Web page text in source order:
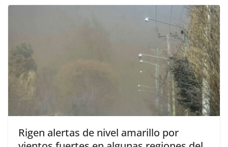
Rigen alertas de nivel amarillo por